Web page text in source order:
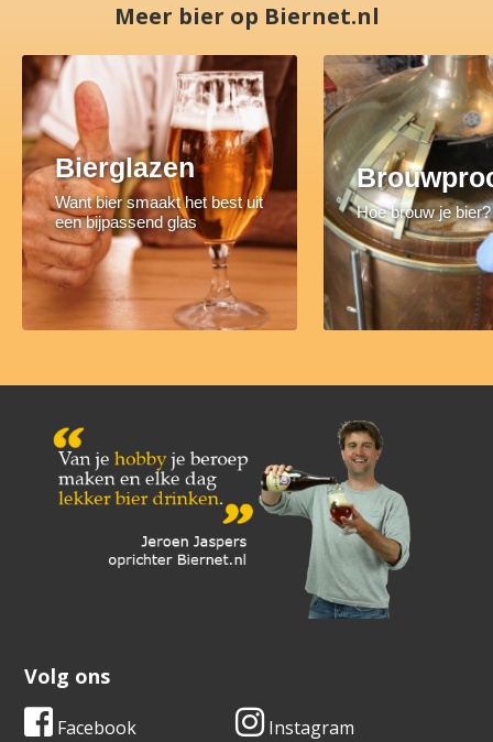
Meer bier op Biernet.nl
Bierglazen
Want bier smaakt het best uit
een bijpassend glas
Hoe brouw je bier?
Volg ons
Facebook Instagram